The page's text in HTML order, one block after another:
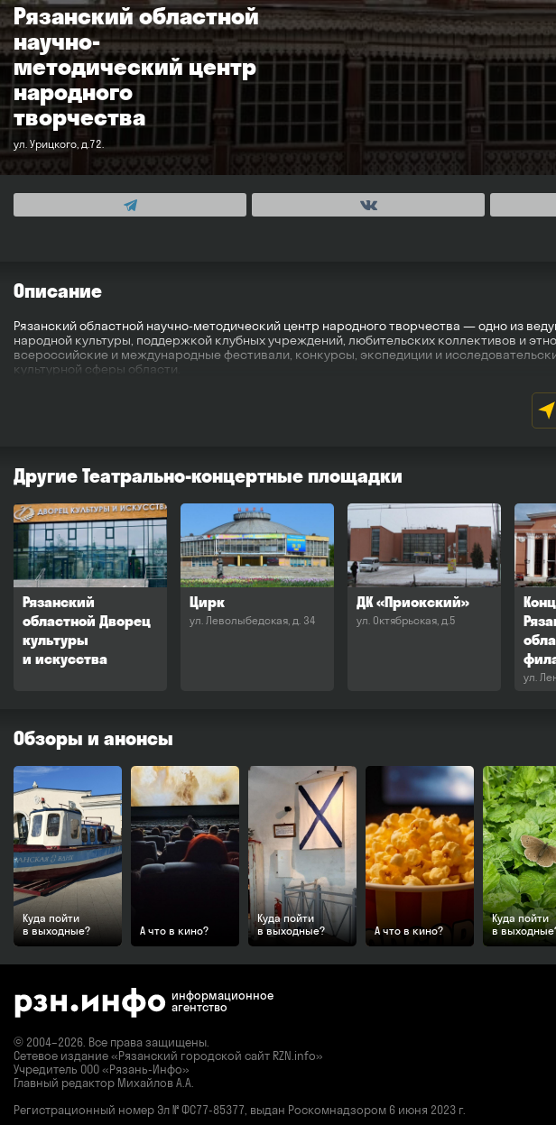
Рязанский областной
научно-
методический центр
народного
творчества
ул. Урицкого, д.72.
Описание
Рязанский областной научно-методический центр народного творчества — одно из
народной культуры, поддержкой клубных учреждений, любительских коллективов и
всероссийские и международные фестивали, конкурсы, экспедиции и
культурной сферы области.
Другие Театрально-концертные площадки
Рязанский
областной Дворец
культуры
и искусства
Цирк
ул. Леволыбедская, д. 34
ДК «Приокский»
ул. Октябрьская, д.5
ул.
Обзоры и анонсы
Куда пойти
в выходные?
А что в кино?
Куда пойти
в выходные?
А что в кино?
Куда пойти
в
информационное
агентство
© 2004–2026. Все права защищены.
Сетевое издание «Рязанский городской сайт RZN.info»
Учредитель ООО «Рязань-Инфо»
Главный редактор Михайлов А.А.
Регистрационный номер Эл № ФС77-85377, выдан Роскомнадзором 6 июня 2023 г.